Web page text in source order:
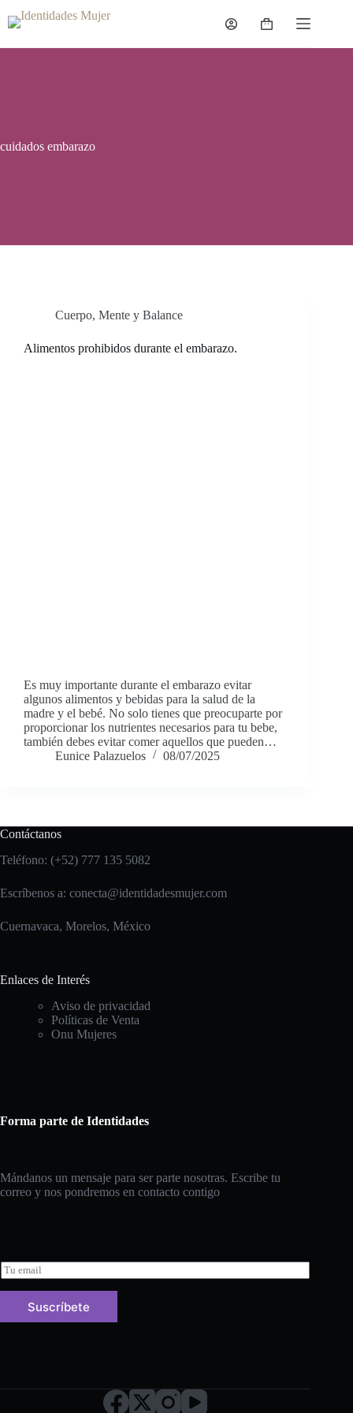
Carro
cuidados embarazo
Cuerpo, Mente y Balance
Alimentos prohibidos durante el embarazo.
Es muy importante durante el embarazo evitar
algunos alimentos y bebidas para la salud de la
madre y el bebé. No solo tienes que preocuparte por
proporcionar los nutrientes necesarios para tu bebe,
también debes evitar comer aquellos que pueden…
Eunice Palazuelos
08/07/2025
Contáctanos
Teléfono: (+52) 777 135 5082
Escríbenos a: conecta@identidadesmujer.com
Cuernavaca, Morelos, México
Enlaces de Interés
Aviso de privacidad
Políticas de Venta
Onu Mujeres
Forma parte de Identidades
Mándanos un mensaje para ser parte nosotras. Escribe tu
correo y nos pondremos en contacto contigo
E
m
a
l
Suscríbete